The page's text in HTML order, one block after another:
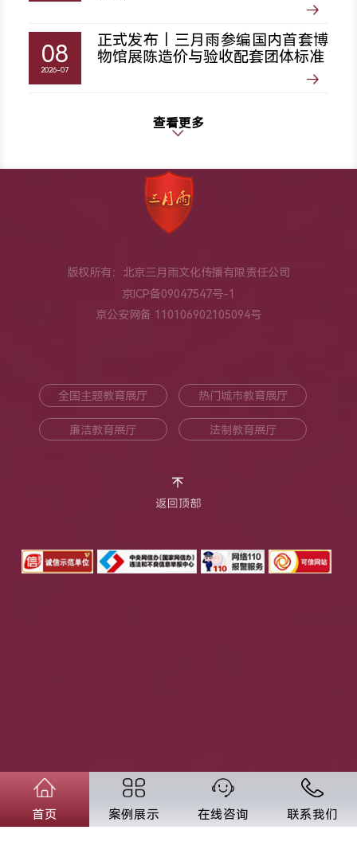
08
2026-07
正式发布｜三月雨参编国内首套博
物馆展陈造价与验收配套团体标准
查看更多
版权所有：北京三月雨文化传播有限责任公司
京ICP备09047547号-1
京公安网备 110106902105094号
全国主题教育展厅 热门城市教育展厅
廉洁教育展厅 法制教育展厅
首页 案例展示 在线咨询 联系我们